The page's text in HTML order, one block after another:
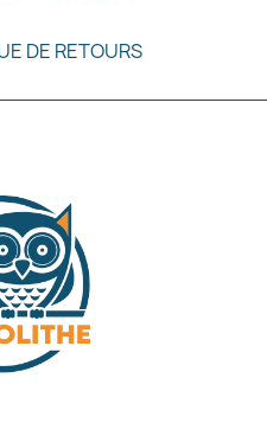
DE RETOURS